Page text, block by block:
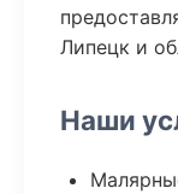
Липецк и
Наши